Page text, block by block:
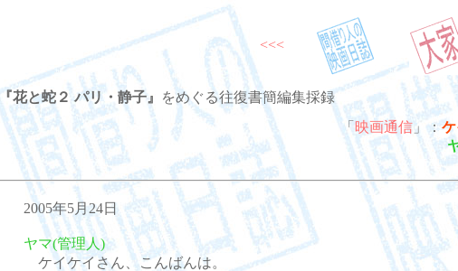
<<<
『花と蛇２ パリ・静子』
をめぐる往復書簡編集採録
「 映画通信」：
2005年5月24日
ヤマ(管理人)
ケイケイさん、こんばんは。